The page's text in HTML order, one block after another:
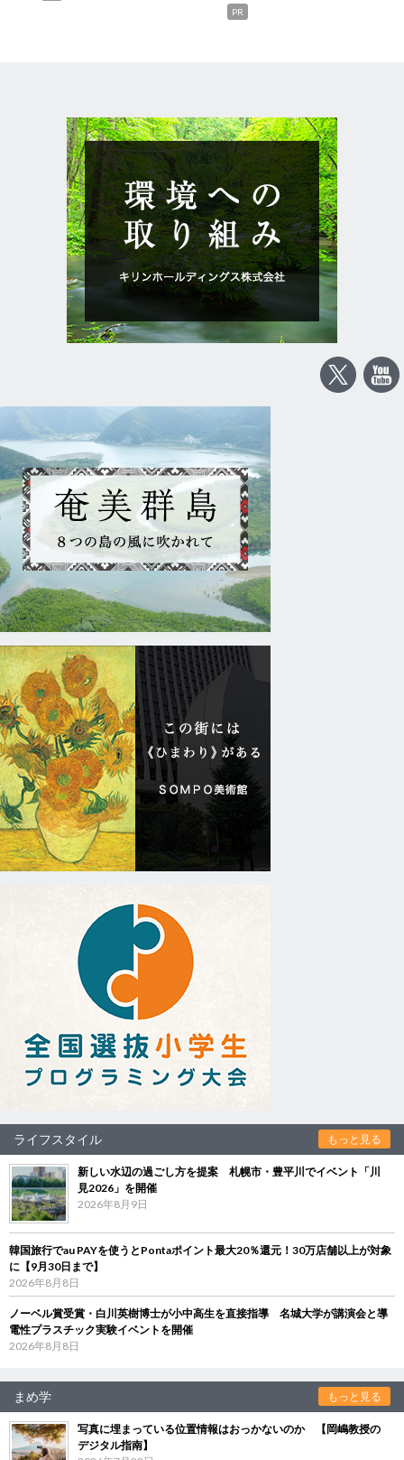
PR
ライフスタイル もっと見る
新しい水辺の過ごし方を提案 札幌市・豊平川でイベント「川
見2026」を開催
2026年8月9日
韓国旅行でau PAYを使うとPontaポイント最大20％還元！30万店舗以上が対象
に【9月30日まで】
2026年8月8日
ノーベル賞受賞・白川英樹博士が小中高生を直接指導 名城大学が講演会と導
電性プラスチック実験イベントを開催
2026年8月8日
まめ学 もっと見る
写真に埋まっている位置情報はおっかないのか 【岡嶋教授の
デジタル指南】